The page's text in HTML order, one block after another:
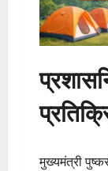
मुख्यमंत्री